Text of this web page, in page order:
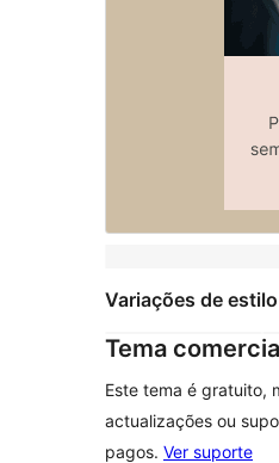
Variações de estilo
Tema
Este tema é gratuito,
actualizações ou
pagos. Ver suporte